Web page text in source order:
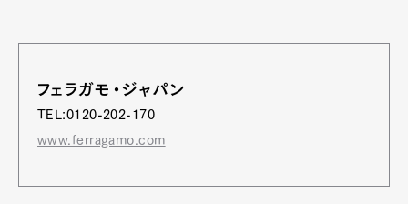
フェラガモ・ジャパン
TEL:0120-202-170
www.ferragamo.com